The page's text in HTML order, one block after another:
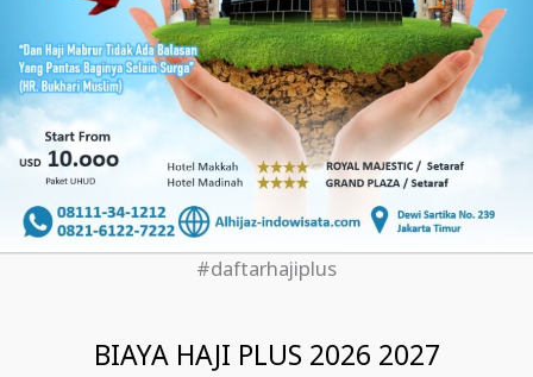
#daftarhajiplus
BIAYA HAJI PLUS 2026 2027